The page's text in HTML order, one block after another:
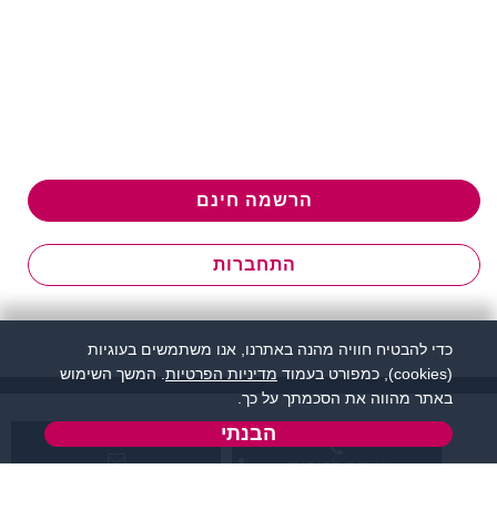
הרשמה חינם
התחברות
שירות לקוחות:
כדי להבטיח חוויה מהנה באתרנו, אנו משתמשים בעוגיות
(cookies), כמפורט בעמוד
מדיניות הפרטיות . המשך השימוש
באתר מהווה את הסכמתך על כך.
הבנתי